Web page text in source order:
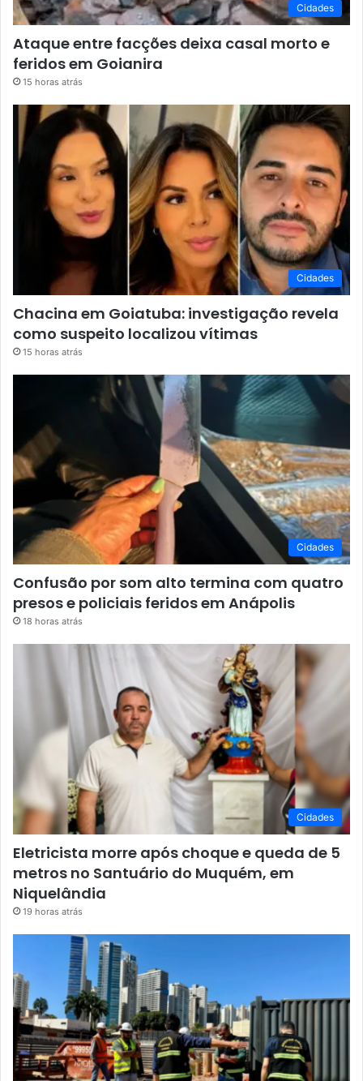
Cidades
Ataque entre facções deixa casal morto e
feridos em Goianira
15 horas atrás
Cidades
Chacina em Goiatuba: investigação revela
como suspeito localizou vítimas
15 horas atrás
Cidades
Confusão por som alto termina com quatro
presos e policiais feridos em Anápolis
18 horas atrás
Cidades
Eletricista morre após choque e queda de 5
metros no Santuário do Muquém, em
Niquelândia
19 horas atrás